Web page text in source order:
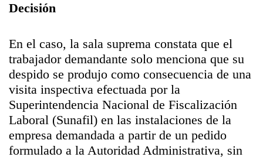
Decisión
En el caso, la sala suprema constata que el
trabajador demandante solo menciona que su
despido se produjo como consecuencia de una
visita inspectiva efectuada por la
Superintendencia Nacional de Fiscalización
Laboral (Sunafil) en las instalaciones de la
empresa demandada a partir de un pedido
formulado a la Autoridad Administrativa, sin